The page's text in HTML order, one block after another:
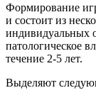
Формирование
и состоит из
индивидуальных
патологическое
течение 2-5 лет.
Выделяют